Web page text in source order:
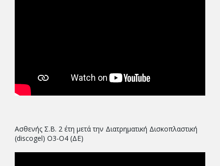
Ασθενής Σ.Β. 2 έτη μετά την Διατρηματική Δισκοπλαστική
(discogel) Ο3-Ο4 (ΔΕ)